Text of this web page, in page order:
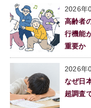
2026年
高齢者
行機能
重要か
2026年
なぜ日
超調査